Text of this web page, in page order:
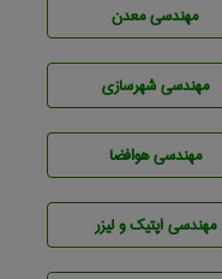
مهندسی معدن
مهندسی شهرسازی
مهندسی هوافضا
مهندسی اپتیک و لیزر